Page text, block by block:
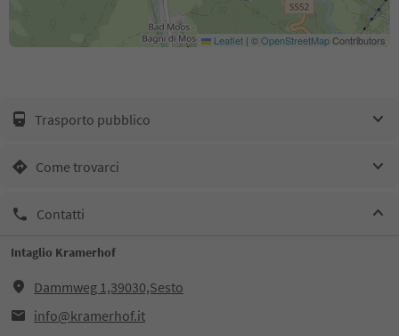
Leaflet | ©OpenStreetMapContributors
Trasporto pubblico
Come trovarci
Contatti
Intaglio Kramerhof
Dammweg 1,39030,Sesto
info@kramerhof.it